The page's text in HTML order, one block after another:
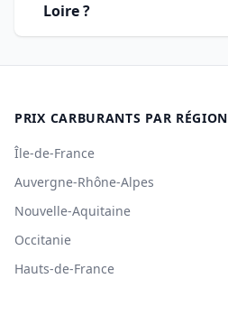
Loire ?
PRIX CARBURANTS PAR RÉGION
Île-de-France
Auvergne-Rhône-Alpes
Nouvelle-Aquitaine
Occitanie
Hauts-de-France